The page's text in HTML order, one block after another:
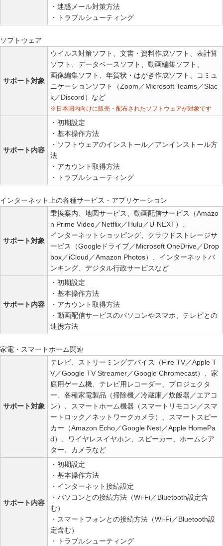
・迷惑メール対策方法
・トラブルシューティング
ソフトウェア
サポート対象
ウイルス対策ソフト、文書・資料作成ソフト、表計算
ソフト、データベースソフト、動画編集ソフト、
画像編集ソフト、年賀状・はがき作成ソフト、コミュ
ニケーションソフト（Zoom／Microsoft Teams／Slac
k／Discord）など
※日本国内向けに販売・配布されたソフトウェアが対象です
サポート内容
・初期設定
・基本操作方法
・ソフトウェアのインストール／アンインストール方
法
・アカウント取得方法
・トラブルシューティング
インターネット上の各種サービス・アプリケーション
サポート対象
乗換案内、地図サービス、動画配信サービス（Amazo
n Prime Video／Netflix／Hulu／U-NEXT）、
インターネットショッピング、クラウドストレージサ
ービス（Googleドライブ／Microsoft OneDrive／Drop
box／iCloud／Amazon Photos）、インターネットバ
ンキング、デジタル行政サービスなど
サポート内容
・初期設定
・基本操作方法
・アカウント取得方法
・動画配信サービスのパソコンやスマホ、テレビとの
連携方法
家電・スマートホーム関連
サポート対象
テレビ、ストリーミングデバイス（Fire TV／Apple T
V／Google TV Streamer／Google Chromecast）、家
庭用ゲーム機、テレビ用レコーダー、プロジェクタ
ー、各種家電製品（掃除機／冷蔵庫／炊飯器／エアコ
ン）、スマートホーム機器（スマートリモコン／スマ
ートロック／ネットワークカメラ）、スマートスピー
カー（Amazon Echo／Google Nest／Apple HomePa
d）、ワイヤレスイヤホン、スピーカー、ホームシア
ター、カメラなど
サポート内容
・初期設定
・基本操作方法
・インターネット接続設定
・パソコンとの接続方法（Wi-Fi／Bluetooth設定含
む）
・スマートフォンとの接続方法（Wi-Fi／Bluetooth設
定含む）
・トラブルシューティング